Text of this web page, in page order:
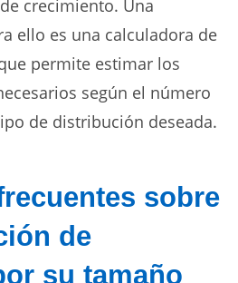
crecimiento. Una
ello es una calculadora de
permite estimar los
según el número
de distribución deseada.
sobre
de
su tamaño